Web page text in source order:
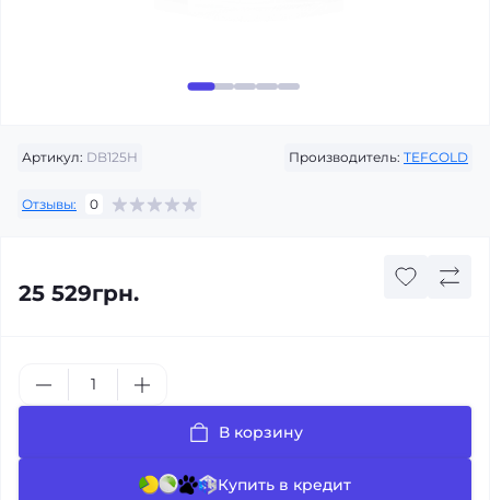
Артикул: DB125H Производитель: TEFCOLD
Отзывы: 0
25 529грн.
В корзину
Купить в кредит